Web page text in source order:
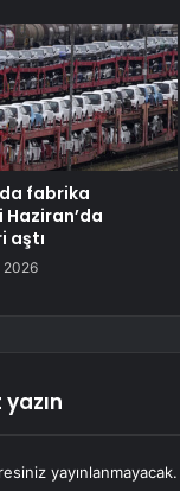
fabrika
aştı
2026
yazın
yayınlanmayacak.